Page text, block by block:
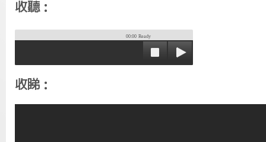
收聽：
00:00 Ready
收睇：